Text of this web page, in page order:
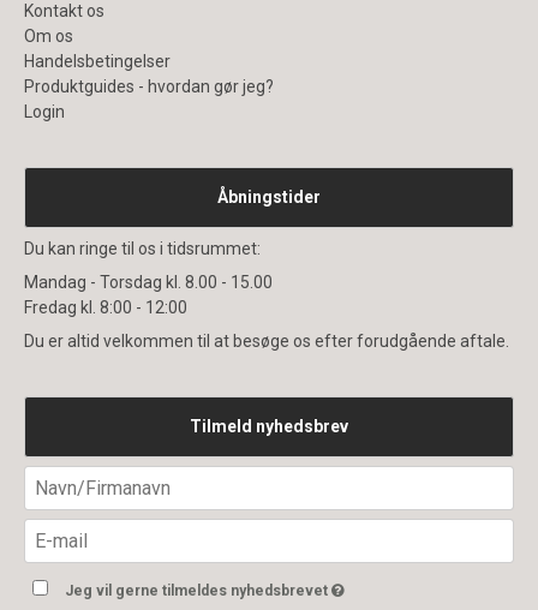
Kontakt os
Om os
Handelsbetingelser
Produktguides - hvordan gør jeg?
Login
Åbningstider
Du kan ringe til os i tidsrummet:
Mandag - Torsdag kl. 8.00 - 15.00
Fredag kl. 8:00 - 12:00
Du er altid velkommen til at besøge os efter forudgående aftale.
Tilmeld nyhedsbrev
Jeg vil gerne tilmeldes nyhedsbrevet